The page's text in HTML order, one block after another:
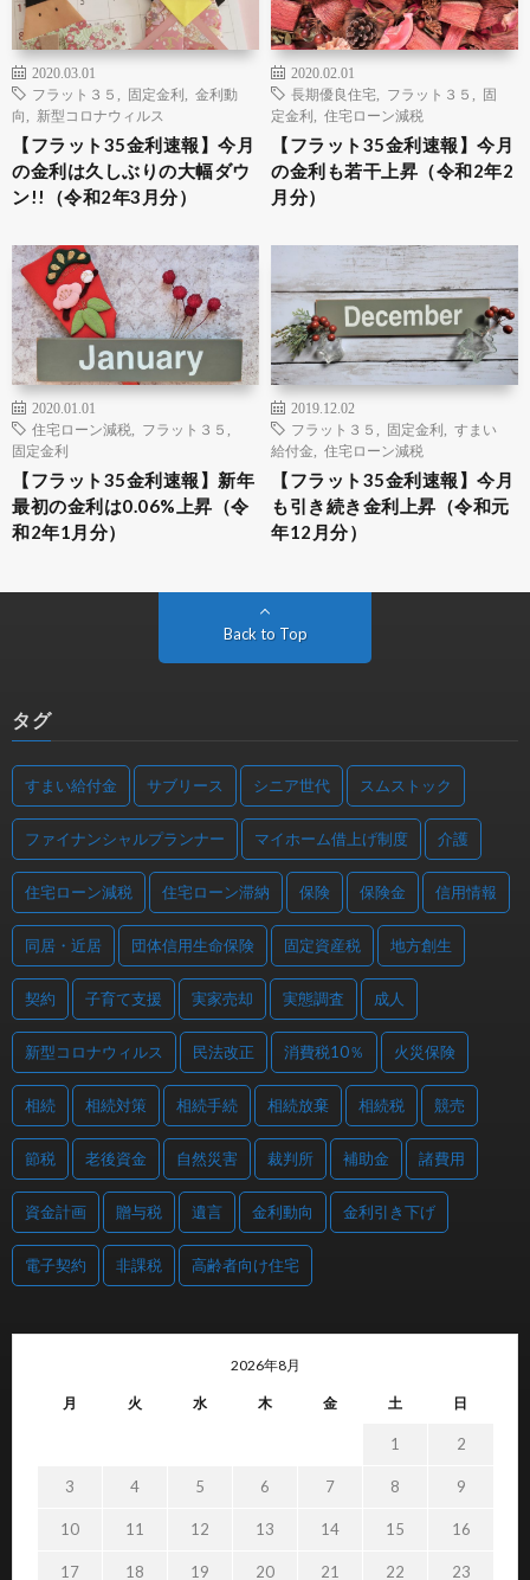
2020.03.01
フラット３５
固定金利
金利動
向
新型コロナウィルス
【フラット35金利速報】今月
の金利は久しぶりの大幅ダウ
ン!!（令和2年3月分）
2020.02.01
長期優良住宅
フラット３５
固
定金利
住宅ローン減税
【フラット35金利速報】今月
の金利も若干上昇（令和2年2
月分）
2020.01.01
住宅ローン減税
フラット３５
固定金利
【フラット35金利速報】新年
最初の金利は0.06%上昇（令
和2年1月分）
2019.12.02
フラット３５
固定金利
すまい
給付金
住宅ローン減税
【フラット35金利速報】今月
も引き続き金利上昇（令和元
年12月分）
Back to Top
タグ
すまい給付金 サブリース シニア世代 スムストック
ファイナンシャルプランナー マイホーム借上げ制度 介護
住宅ローン減税 住宅ローン滞納 保険 保険金 信用情報
同居・近居 団体信用生命保険 固定資産税 地方創生
契約 子育て支援 実家売却 実態調査 成人
新型コロナウィルス 民法改正 消費税10％ 火災保険
相続 相続対策 相続手続 相続放棄 相続税 競売
節税 老後資金 自然災害 裁判所 補助金 諸費用
資金計画 贈与税 遺言 金利動向 金利引き下げ
電子契約 非課税 高齢者向け住宅
2026年8月
月 火 水 木 金 土 日
1 2
3 4 5 6 7 8 9
10 11 12 13 14 15 16
17 18 19 20 21 22 23